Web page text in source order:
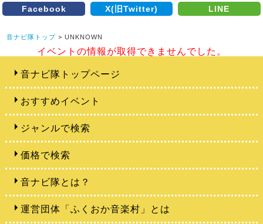
Facebook X(旧Twitter) LINE
音ナビ隊トップ > UNKNOWN
イベントの情報が取得できませんでした。
音ナビ隊トップページ
おすすめイベント
ジャンルで検索
価格で検索
音ナビ隊とは？
運営団体「ふくおか音楽村」とは